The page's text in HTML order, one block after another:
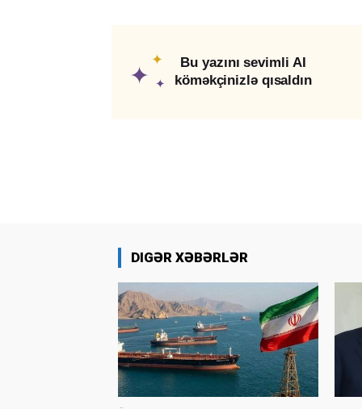
✦
✦
✦
Bu yazını sevimli AI
köməkçinizlə qısaldın
DIGƏR XƏBƏRLƏR